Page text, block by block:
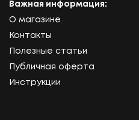
Важная информация:
О магазине
Контакты
Полезные статьи
Публичная оферта
Инструкции